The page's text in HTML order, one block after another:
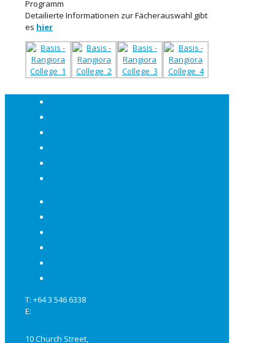
Programm
Detailierte Informationen zur Fächerauswahl gibt
es hier
T: +64 3 546 6338
E:
10 Church Street,